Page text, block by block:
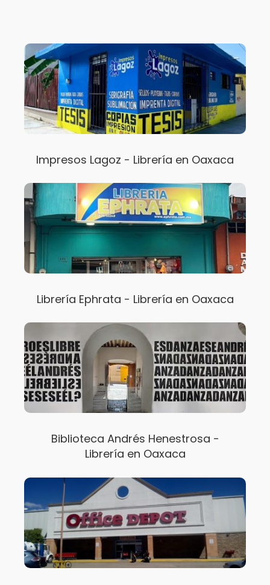
Impresos Lagoz - Librería en Oaxaca
Librería Ephrata - Librería en Oaxaca
Biblioteca Andrés Henestrosa -
Librería en Oaxaca